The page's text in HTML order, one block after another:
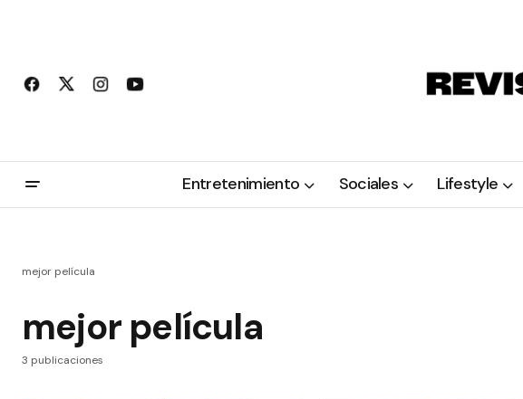
Entretenimiento Sociales Lifestyle
mejor película
mejor película
3 publicaciones